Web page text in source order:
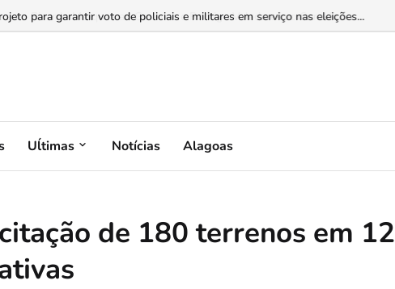
Ricardo Marques ao Governo e Rodrigo Valadares ao Senado...
Uĺtimas Notícias Alagoas
de 180 terrenos em 12